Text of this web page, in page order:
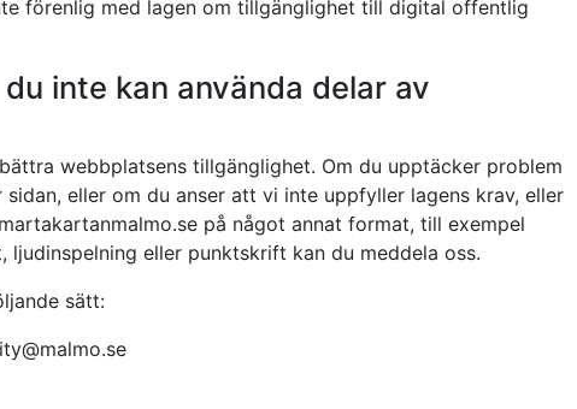
förenlig med lagen om tillgänglighet till digital offentlig
inte kan använda delar av
webbplatsens tillgänglighet. Om du upptäcker problem
eller om du anser att vi inte uppfyller lagens krav, eller
på något annat format, till exempel
ljudinspelning eller punktskrift kan du meddela oss.
sätt: